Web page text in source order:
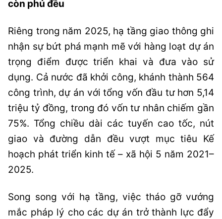
còn phủ đều
Riêng trong năm 2025, hạ tầng giao thông ghi
nhận sự bứt phá mạnh mẽ với hàng loạt dự án
trọng điểm được triển khai và đưa vào sử
dụng. Cả nước đã khởi công, khánh thành 564
công trình, dự án với tổng vốn đầu tư hơn 5,14
triệu tỷ đồng, trong đó vốn tư nhân chiếm gần
75%. Tổng chiều dài các tuyến cao tốc, nút
giao và đường dẫn đều vượt mục tiêu Kế
hoạch phát triển kinh tế – xã hội 5 năm 2021–
2025.
Song song với hạ tầng, việc tháo gỡ vướng
mắc pháp lý cho các dự án trở thành lực đẩy